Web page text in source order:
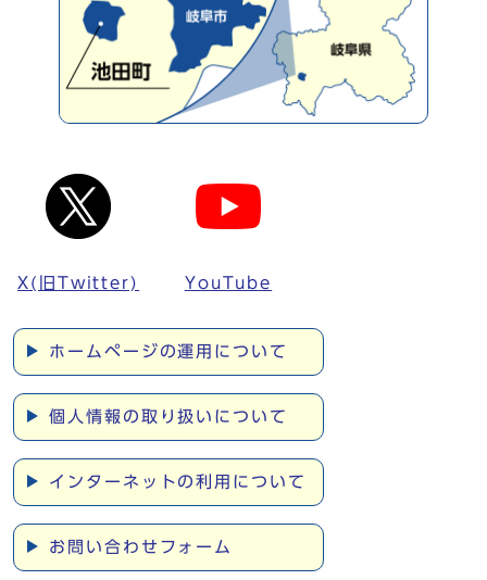
X(旧Twitter) YouTube
ホームページの運用について
個人情報の取り扱いについて
インターネットの利用について
お問い合わせフォーム